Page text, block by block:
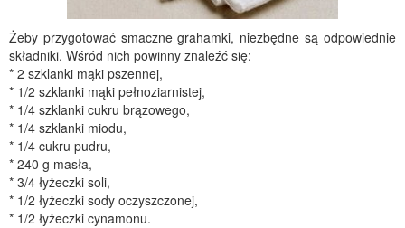
Żeby przygotować smaczne grahamki, niezbędne są odpowiednie
składniki. Wśród nich powinny znaleźć się:
* 2 szklanki mąki pszennej,
* 1/2 szklanki mąki pełnoziarnistej,
* 1/4 szklanki cukru brązowego,
* 1/4 szklanki miodu,
* 1/4 cukru pudru,
* 240 g masła,
* 3/4 łyżeczki soli,
* 1/2 łyżeczki sody oczyszczonej,
* 1/2 łyżeczki cynamonu.